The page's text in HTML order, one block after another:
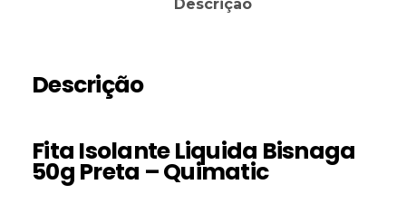
Descrição
Descrição
Fita Isolante Liquida Bisnaga
50g Preta – Quimatic